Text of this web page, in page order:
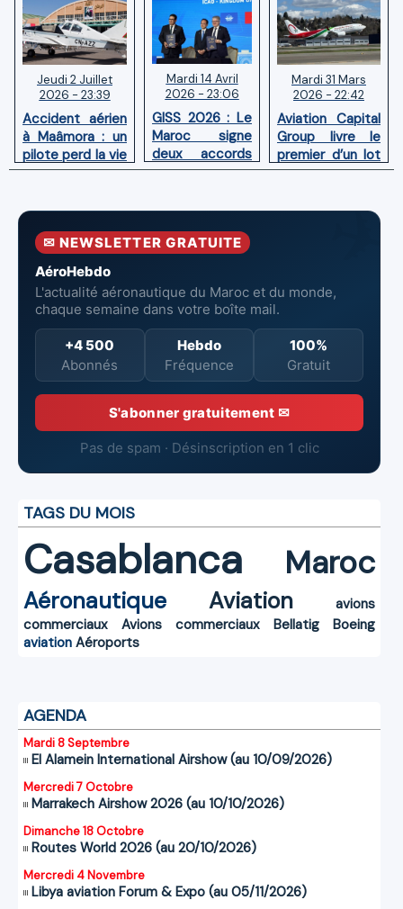
Jeudi 2 Juillet
2026 - 23:39
Accident aérien
à Maâmora : un
pilote perd la vie
en combat
incendie
Mardi 14 Avril
2026 - 23:06
GISS 2026 : Le
Maroc signe
deux accords
avec l'OACI
la surveillance
aériennes.
Mardi 31 Mars
2026 - 22:42
Aviation Capital
Group livre le
premier d’un lot
de six Boeing
neufs à Royal Air
✉ NEWSLETTER GRATUITE
AéroHebdo
L'actualité aéronautique du Maroc et du monde,
chaque semaine dans votre boîte mail.
+4 500
Abonnés
Hebdo
Fréquence
100%
Gratuit
S'abonner gratuitement ✉
Pas de spam · Désinscription en 1 clic
TAGS DU MOIS
Casablanca Maroc
Aéronautique Aviation
avions
commerciaux
Avions commerciaux Bellatig
Boeing
aviation Aéroports
AGENDA
Mardi 8 Septembre
El Alamein International Airshow (au 10/09/2026)
Mercredi 7 Octobre
Marrakech Airshow 2026 (au 10/10/2026)
Dimanche 18 Octobre
Routes World 2026 (au 20/10/2026)
Mercredi 4 Novembre
Libya aviation Forum & Expo (au 05/11/2026)